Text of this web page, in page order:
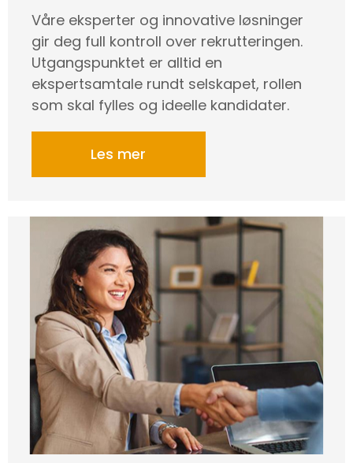
Våre eksperter og innovative løsninger
gir deg full kontroll over rekrutteringen.
Utgangspunktet er alltid en
ekspertsamtale rundt selskapet, rollen
som skal fylles og ideelle kandidater.
Les mer